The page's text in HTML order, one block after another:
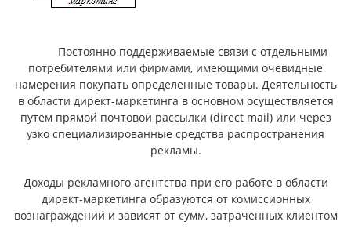
Постоянно поддерживаемые связи с отдельными
потребителями или фирмами, имеющими очевидные
намерения поку­пать определенные товары. Деятельность
в области директ-маркетинга в основном осуществляется
путем прямой почтовой рассылки (direct mail) или через
узко специализированные средства распространения
рекламы.
Доходы рекламного агентства при его работе в области
директ-марке­тинга образуются от комиссионных
вознаграждений и зависят от сумм, затраченных клиентом